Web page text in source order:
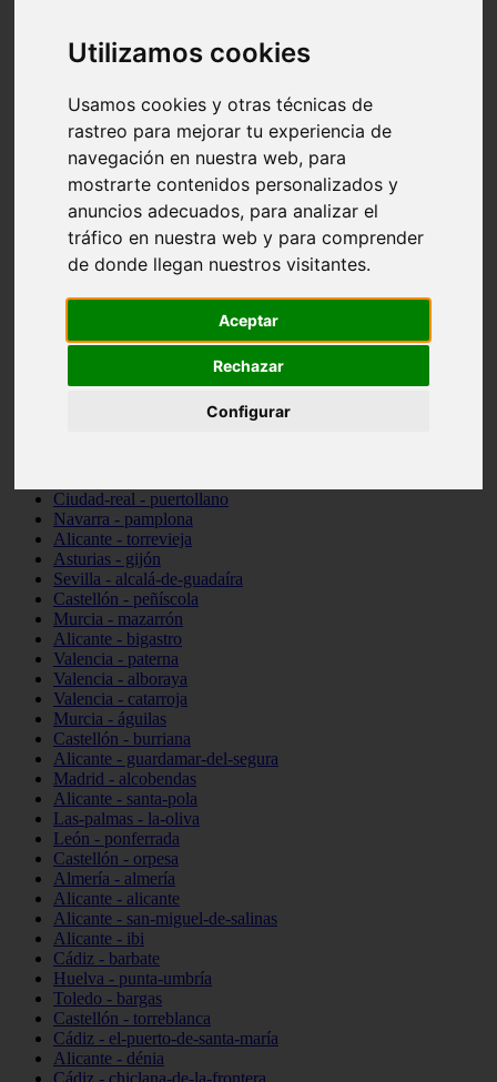
Utilizamos cookies
Usamos cookies y otras técnicas de
rastreo para mejorar tu experiencia de
navegación en nuestra web, para
mostrarte contenidos personalizados y
anuncios adecuados, para analizar el
tráfico en nuestra web y para comprender
de donde llegan nuestros visitantes.
Aceptar
Rechazar
Configurar
Valencia - chiva
Murcia - calasparra
Valencia - sagunt
Asturias - ribadesella
Castellón - benicàssim
Alicante - el-campello
Cádiz - rota
Madrid - las-rozas-de-madrid
Ciudad-real - ciudad-real
Madrid - tres-cantos
Las-palmas - yaiza
Alicante - elx
Ciudad-real - puertollano
Navarra - pamplona
Alicante - torrevieja
Asturias - gijón
Sevilla - alcalá-de-guadaíra
Castellón - peñíscola
Murcia - mazarrón
Alicante - bigastro
Valencia - paterna
Valencia - alboraya
Valencia - catarroja
Murcia - águilas
Castellón - burriana
Alicante - guardamar-del-segura
Madrid - alcobendas
Alicante - santa-pola
Las-palmas - la-oliva
León - ponferrada
Castellón - orpesa
Almería - almería
Alicante - alicante
Alicante - san-miguel-de-salinas
Alicante - ibi
Cádiz - barbate
Huelva - punta-umbría
Toledo - bargas
Castellón - torreblanca
Cádiz - el-puerto-de-santa-maría
Alicante - dénia
Cádiz - chiclana-de-la-frontera